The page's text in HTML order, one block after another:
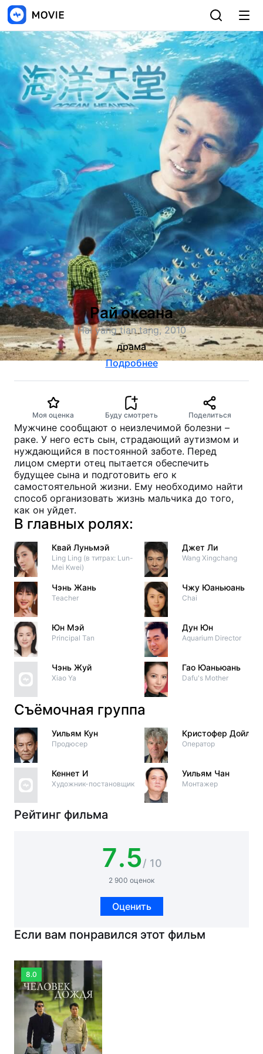
Рай океана
Hai yang tian tang, 2010
драма
Подробнее
Моя оценка Буду смотреть Поделиться
Мужчине сообщают о неизлечимой болезни –
раке. У него есть сын, страдающий аутизмом и
нуждающийся в постоянной заботе. Перед
лицом смерти отец пытается обеспечить
будущее сына и подготовить его к
самостоятельной жизни. Ему необходимо найти
способ организовать жизнь мальчика до того,
как он уйдет.
В главных ролях:
Квай Луньмэй
Ling Ling (в титрах: Lun-
Mei Kwei)
Чэнь Жань
Teacher
Юн Мэй
Principal Tan
Чэнь Жуй
Xiao Ya
Джет Ли
Wang Xingchang
Чжу Юаньюань
Chai
Дун Юн
Aquarium Director
Гао Юаньюань
Dafu's Mother
Съёмочная группа
Уильям Кун
Продюсер
Кеннет И
Художник-постановщик
Кристофер Дойл
Оператор
Уильям Чан
Монтажер
Рейтинг фильма
7.5/ 10
2 900 оценок
Оценить
Если вам понравился этот фильм
8.0